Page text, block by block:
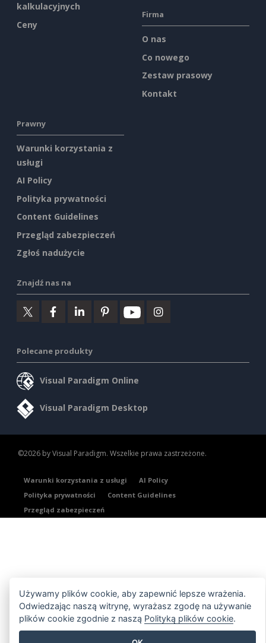
kalkulacyjnych
Ceny
Firma
O nas
Co nowego
Zestaw prasowy
Kontakt
Prawny
Warunki korzystania z
usługi
AI Policy
Polityka prywatności
Content Guidelines
Przegląd zabezpieczeń
Zgłoś nadużycie
Znajdź nas na
Polecane produkty
Visual Paradigm Online
Visual Paradigm Desktop
©2026 by Visual Paradigm. Wszelkie prawa zastrzeżone.
Warunki korzystania z usługi
AI Policy
Polityka prywatności
Content Guidelines
Przegląd zabezpieczeń
Używamy plików cookie, aby zapewnić lepsze wrażenia.
Odwiedzając naszą witrynę, wyrażasz zgodę na używanie
plików cookie zgodnie z naszą Polityką plików cookie.